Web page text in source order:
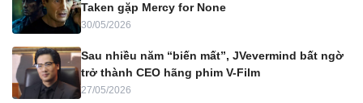
Taken gặp Mercy for None
30/05/2026
Sau nhiều năm “biến mất”, JVevermind bất ngờ
trở thành CEO hãng phim V-Film
27/05/2026